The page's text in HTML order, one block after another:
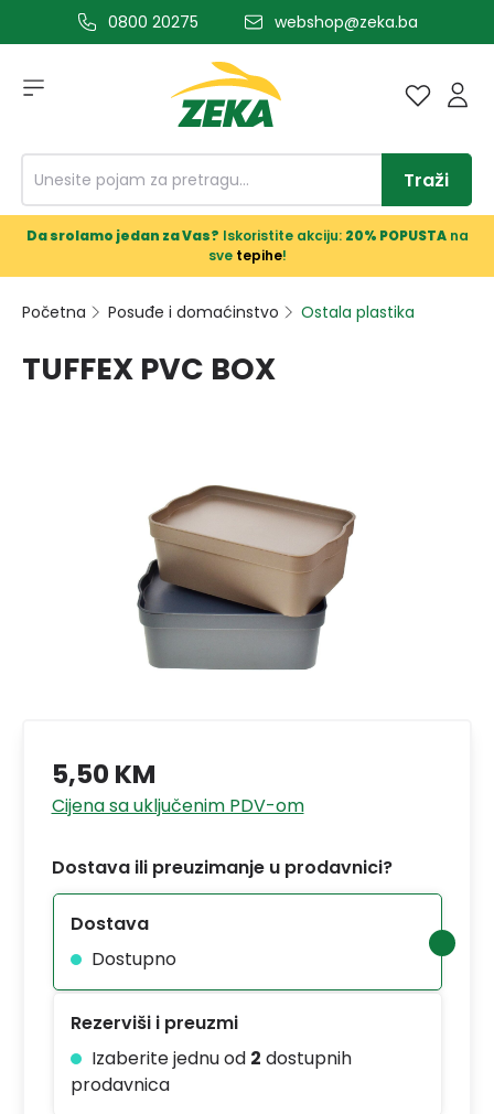
glavni sadržaj0800 20275 webshop@zeka.ba
Traži
Da srolamo jedan za Vas? Iskoristite akciju: 20% POPUSTAna
sve tepihe!
Početna Posuđe i domaćinstvo Ostala plastika
TUFFEX PVC BOX
5,50 KM
Cijena sa uključenim PDV-om
Dostava ili preuzimanje u prodavnici?
Dostava
Dostupno
Rezerviši i preuzmi
Izaberite jednu od 2 dostupnih
prodavnica